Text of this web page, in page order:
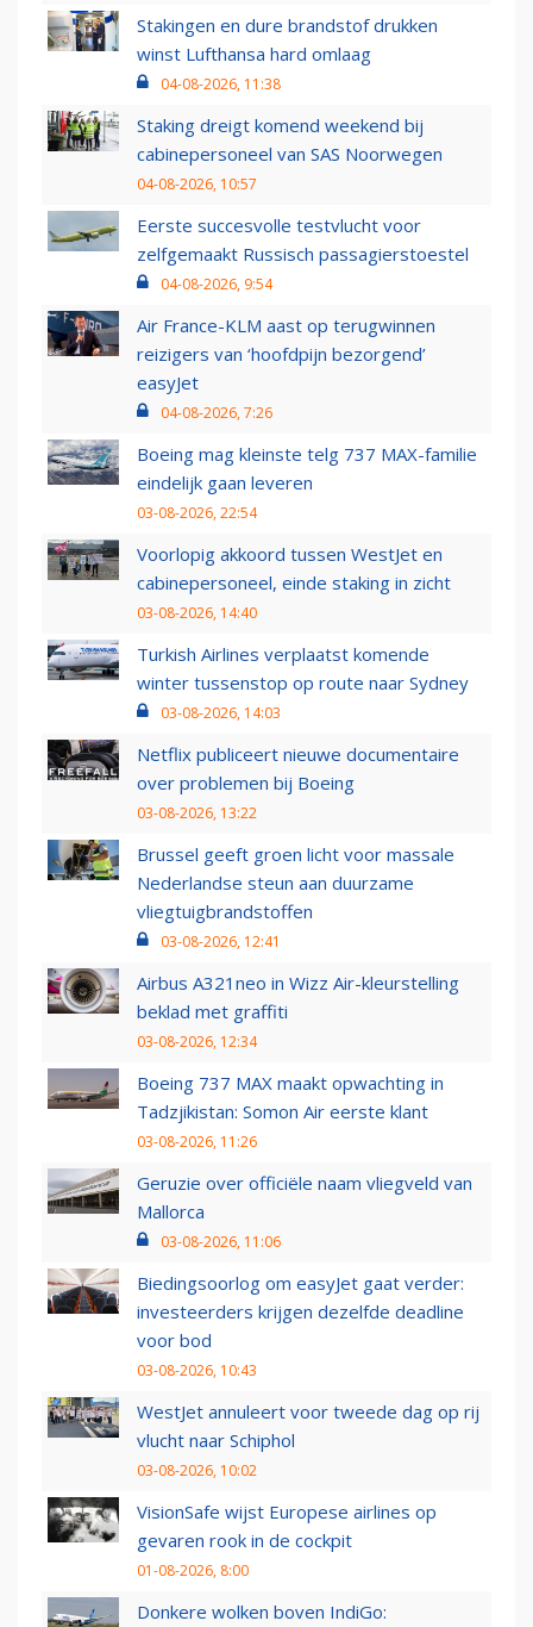
Stakingen en dure brandstof drukken
winst Lufthansa hard omlaag
04-08-2026, 11:38
Staking dreigt komend weekend bij
cabinepersoneel van SAS Noorwegen
04-08-2026, 10:57
Eerste succesvolle testvlucht voor
zelfgemaakt Russisch passagierstoestel
04-08-2026, 9:54
Air France-KLM aast op terugwinnen
reizigers van ‘hoofdpijn bezorgend’
easyJet
04-08-2026, 7:26
Boeing mag kleinste telg 737 MAX-familie
eindelijk gaan leveren
03-08-2026, 22:54
Voorlopig akkoord tussen WestJet en
cabinepersoneel, einde staking in zicht
03-08-2026, 14:40
Turkish Airlines verplaatst komende
winter tussenstop op route naar Sydney
03-08-2026, 14:03
Netflix publiceert nieuwe documentaire
over problemen bij Boeing
03-08-2026, 13:22
Brussel geeft groen licht voor massale
Nederlandse steun aan duurzame
vliegtuigbrandstoffen
03-08-2026, 12:41
Airbus A321neo in Wizz Air-kleurstelling
beklad met graffiti
03-08-2026, 12:34
Boeing 737 MAX maakt opwachting in
Tadzjikistan: Somon Air eerste klant
03-08-2026, 11:26
Geruzie over officiële naam vliegveld van
Mallorca
03-08-2026, 11:06
Biedingsoorlog om easyJet gaat verder:
investeerders krijgen dezelfde deadline
voor bod
03-08-2026, 10:43
WestJet annuleert voor tweede dag op rij
vlucht naar Schiphol
03-08-2026, 10:02
VisionSafe wijst Europese airlines op
gevaren rook in de cockpit
01-08-2026, 8:00
Donkere wolken boven IndiGo: